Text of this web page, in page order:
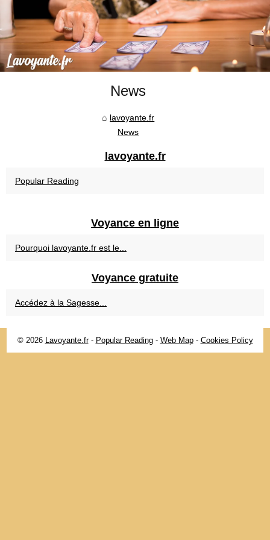
News
lavoyante.fr
News
lavoyante.fr
Popular Reading
Voyance en ligne
Pourquoi lavoyante.fr est le...
Voyance gratuite
Accédez à la Sagesse...
© 2026 Lavoyante.fr- Popular Reading- Web Map- Cookies Policy